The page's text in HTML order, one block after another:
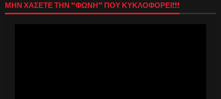
ΜΗΝ ΧΑΣΕΤΕ ΤΗΝ “ΦΩΝΗ” ΠΟΥ ΚΥΚΛΟΦΟΡΕΙ!!!